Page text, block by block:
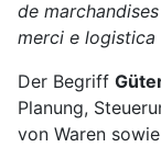
de
merci e logistica
Der Begriff
Planung,
von Waren